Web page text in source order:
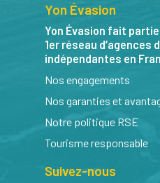
Yon Évasion
Yon Évasion fait
1er réseau d’agences
indépendantes en
Nos engagements
Nos garanties et
Notre politique RSE
Tourisme responsable
Suivez-nous